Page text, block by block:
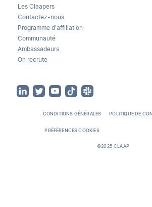
Les Claapers
Contactez-nous
Programme d'affiliation
Communauté
Ambassadeurs
On recrute
CONDITIONS GÉNÉRALES POLITIQUE DE
PRÉFÉRENCES COOKIES
©2025 CLAAP